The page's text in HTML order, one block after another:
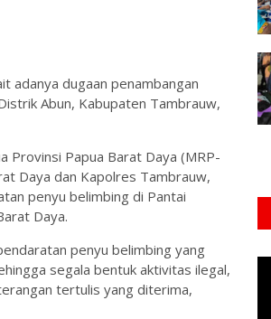
adanya dugaan penambangan
Abun, Kabupaten Tambrauw,
Provinsi Papua Barat Daya (MRP-
Daya dan Kapolres Tambrauw,
penyu belimbing di Pantai
Daya.
penyu belimbing yang
segala bentuk aktivitas ilegal,
tertulis yang diterima,